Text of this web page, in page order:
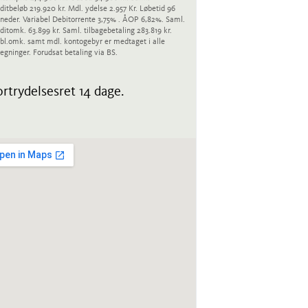
219.920 kr. Mdl. ydelse 2.957 Kr. Løbetid 96
Variabel Debitorrente 3,75% . ÅOP 6,82%. Saml.
63.899 kr. Saml. tilbagebetaling 283.819 kr.
samt mdl. kontogebyr er medtaget i alle
Forudsat betaling via BS.
14 dage.